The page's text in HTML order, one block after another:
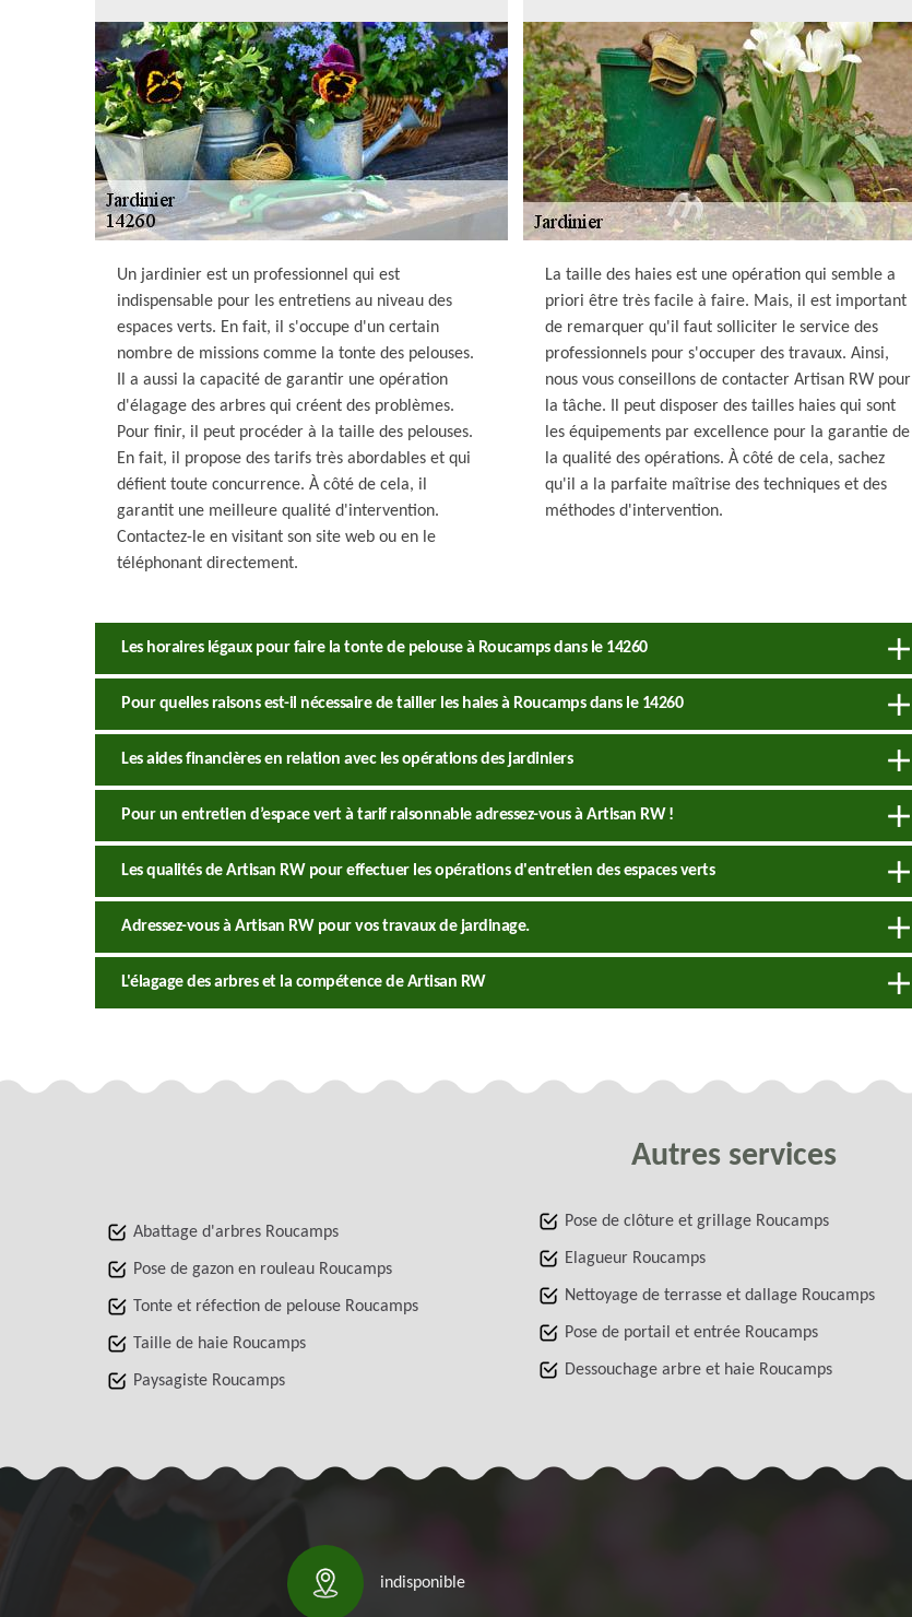
Un jardinier est un professionnel qui est
indispensable pour les entretiens au niveau des
espaces verts. En fait, il s'occupe d'un certain
nombre de missions comme la tonte des pelouses.
Il a aussi la capacité de garantir une opération
d'élagage des arbres qui créent des problèmes.
Pour finir, il peut procéder à la taille des pelouses.
En fait, il propose des tarifs très abordables et qui
défient toute concurrence. À côté de cela, il
garantit une meilleure qualité d'intervention.
Contactez-le en visitant son site web ou en le
téléphonant directement.
La taille des haies est une opération qui semble a
priori être très facile à faire. Mais, il est important
de remarquer qu'il faut solliciter le service des
professionnels pour s'occuper des travaux. Ainsi,
nous vous conseillons de contacter Artisan RW pour
la tâche. Il peut disposer des tailles haies qui sont
les équipements par excellence pour la garantie de
la qualité des opérations. À côté de cela, sachez
qu'il a la parfaite maîtrise des techniques et des
méthodes d'intervention.
Les horaires légaux pour faire la tonte de pelouse à Roucamps dans le 14260
Pour quelles raisons est-il nécessaire de tailler les haies à Roucamps dans le 14260
Les aides financières en relation avec les opérations des jardiniers
Pour un entretien d’espace vert à tarif raisonnable adressez-vous à Artisan RW !
Les qualités de Artisan RW pour effectuer les opérations d'entretien des espaces verts
Adressez-vous à Artisan RW pour vos travaux de jardinage.
L'élagage des arbres et la compétence de Artisan RW
Autres services
Abattage d'arbres Roucamps
Pose de gazon en rouleau Roucamps
Tonte et réfection de pelouse Roucamps
Taille de haie Roucamps
Paysagiste Roucamps
Pose de clôture et grillage Roucamps
Elagueur Roucamps
Nettoyage de terrasse et dallage Roucamps
Pose de portail et entrée Roucamps
Dessouchage arbre et haie Roucamps
indisponible